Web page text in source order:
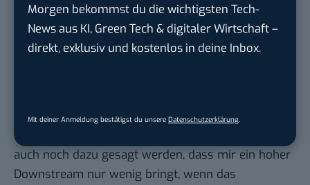
Morgen bekommst du die wichtigsten Tech-
News aus KI, Green Tech & digitaler Wirtschaft –
direkt, exklusiv und kostenlos in deine Inbox.
Mit deiner Anmeldung bestätigst du unsere Datenschutzerklärung
zu bevorzugen. Ich höre jedenfalls seit gefühlten 15
Jahren immer wieder vom Glasfaserausbau und
warte seither vergebens auf wirkliche Angebote.
und bezahlbares Angebot jenseits der 50 Mbit/s-
Grenze. Und als Fußnote muss natürlich immer
auch noch dazu gesagt werden, dass mir ein hoher
Downstream nur wenig bringt, wenn das